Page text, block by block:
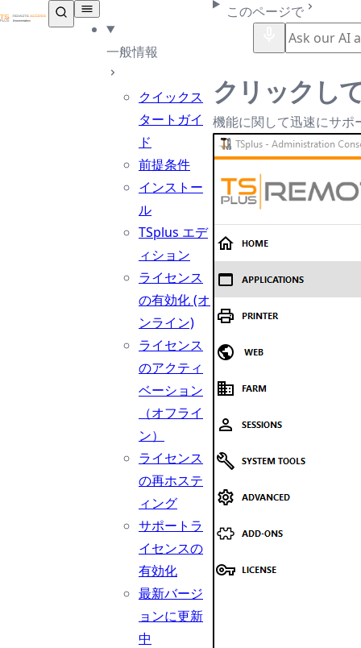
TSplus ドキュメンテーション ®
一般情報
クイックス
タートガイ
ド
前提条件
インストー
ル
TSplus エデ
ィション
ライセンス
の有効化 (オ
ンライン)
ライセンス
のアクティ
ベーション
（オフライ
ン）
ライセンス
の再ホステ
ィング
サポートラ
イセンスの
有効化
最新バージ
ョンに更新
中
このページで
クリックし
機能に関して迅速にサ